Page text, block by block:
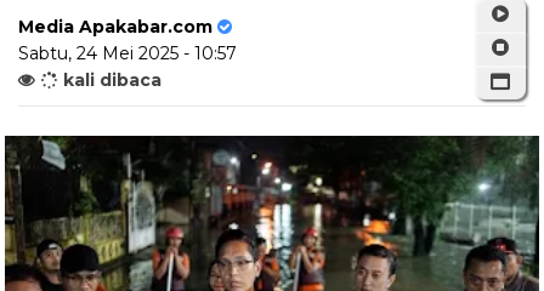
Media Apakabar.com
Sabtu, 24 Mei 2025 - 10:57
kali dibaca